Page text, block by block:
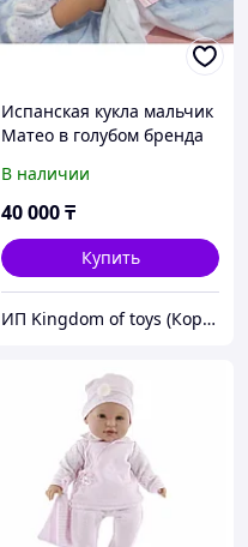
Испанская кукла мальчик
Матео в голубом бренда
В наличии
40 000₸
Купить
ИП Kingdom of toys (Королевство игрушек)